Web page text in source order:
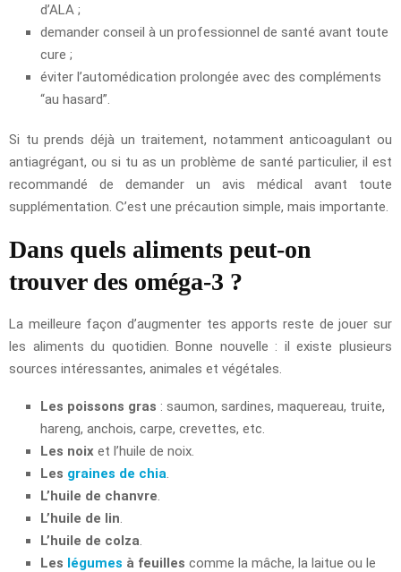
d’ALA ;
demander conseil à un professionnel de santé avant toute
cure ;
éviter l’automédication prolongée avec des compléments
“au hasard”.
Si tu prends déjà un traitement, notamment anticoagulant ou
antiagrégant, ou si tu as un problème de santé particulier, il est
recommandé de demander un avis médical avant toute
supplémentation. C’est une précaution simple, mais importante.
Dans quels aliments peut-on
trouver des oméga-3 ?
La meilleure façon d’augmenter tes apports reste de jouer sur
les aliments du quotidien. Bonne nouvelle : il existe plusieurs
sources intéressantes, animales et végétales.
Les poissons gras : saumon, sardines, maquereau, truite,
hareng, anchois, carpe, crevettes, etc.
Les noix et l’huile de noix.
Les graines de chia
L’huile de chanvre
L’huile de lin
L’huile de colza
Les légumes à feuilles comme la mâche, la laitue ou le